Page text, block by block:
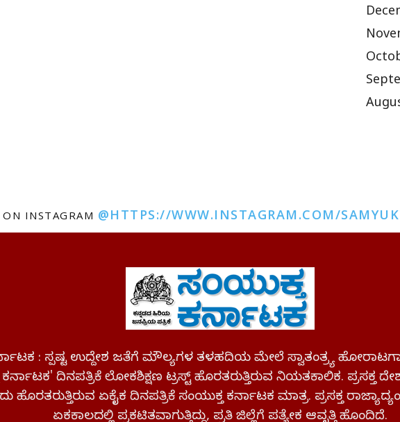
INSTAGRAM @HTTPS://WWW.INSTAGRAM.COM/
: ಸ್ಪಷ್ಟ ಉದ್ದೇಶ ಜತೆಗೆ ಮೌಲ್ಯಗಳ ತಳಹದಿಯ ಮೇಲೆ ಸ್ವಾತಂತ್ರ್ಯ
ದಿನಪತ್ರಿಕೆ ಲೋಕಶಿಕ್ಷಣ ಟ್ರಸ್ಟ್ ಹೊರತರುತ್ತಿರುವ ನಿಯತಕಾಲಿಕ. ಪ್ರಸಕ್ತ
ಹೊರತರುತ್ತಿರುವ ಏಕೈಕ ದಿನಪತ್ರಿಕೆ ಸಂಯುಕ್ತ ಕರ್ನಾಟಕ ಮಾತ್ರ. ಪ್ರಸಕ್ತ
ಏಕಕಾಲದಲ್ಲಿ ಪ್ರಕಟಿತವಾಗುತ್ತಿದ್ದು, ಪ್ರತಿ ಜಿಲ್ಲೆಗೆ ಪತ್ಯೇಕ ಆವೃತ್ತಿ ಹೊಂದಿದೆ.